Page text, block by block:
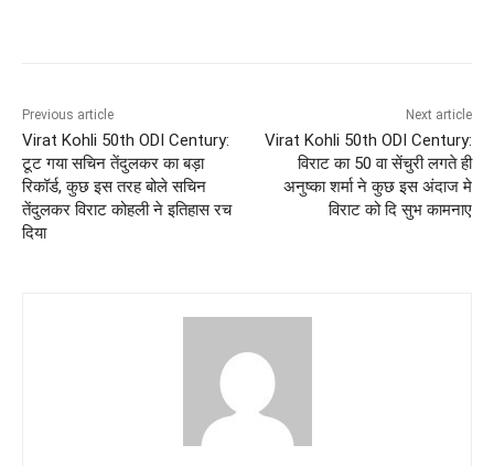
Previous article
Virat Kohli 50th ODI Century:
टूट गया सचिन तेंदुलकर का बड़ा
रिकॉर्ड, कुछ इस तरह बोले सचिन
तेंदुलकर विराट कोहली ने इतिहास रच
दिया
Next article
Virat Kohli 50th ODI Century:
विराट का 50 वा सेंचुरी लगते ही
अनुष्का शर्मा ने कुछ इस अंदाज मे
विराट को दि सुभ कामनाए